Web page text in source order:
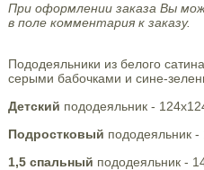
При оформлении заказа Вы
в поле комментария к заказу.
Пододеяльники из белого
серыми бабочками и сине-
Детский пододеяльник -
Подростковый пододеяльник
1,5 спальный пододеяльник -